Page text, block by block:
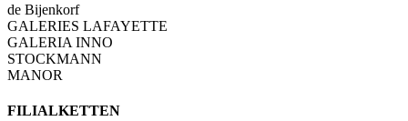
de Bijenkorf
GALERIES LAFAYETTE
GALERIA INNO
STOCKMANN
MANOR
FILIALKETTEN